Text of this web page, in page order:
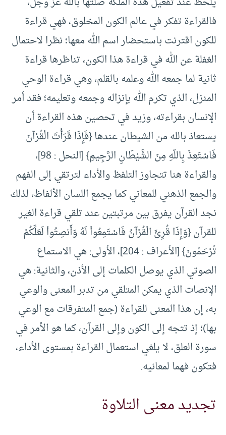
فالقراءة تفكر في عالم الكون المخلوق، فهي قراءة
للكون اقترنت باستحضار اسم الله معها؛ نظرا لاحتمال
الغفلة عن الله في قراءة هذا الكون، تناظرها قراءة
ثانية لما جمعه الله وعلمه بالقلم، وهي قراءة الوحي
المنزل، الذي تكرم الله بإنزاله وجمعه وتعليمه؛ فقد أمر
الإنسان بقراءته، وزيد في تحصين هذه القراءة أن
يستعاذ بالله من الشيطان عندها {فَإِذَا قَرَأْتَ الْقُرْآنَ
فَاسْتَعِذْ بِاللّهِ مِنَ الشَّيْطَانِ الرَّجِيمِ} [النحل : 98]،
والقراءة هنا تتجاوز التلفظ والأداء لترتقي إلى الفهم
والجمع الذهني للمعاني كما يجمع اللسان الألفاظ، لذلك
نجد القرآن يفرق بين مرتبتين عند تلقي قراءة الغير
للقرآن {وَإِذَا قُرِئَ الْقُرْآنُ فَاسْتَمِعُواْ لَهُ وَأَنصِتُواْ لَعَلَّكُمْ
تُرْحَمُونَ} [الأعراف : 204]، الأولى: هي الاستماع
الصوتي الذي يوصل الكلمات إلى الأذن، والثانية: هي
الإنصات الذي يمكن المتلقي من تدبر المعنى والوعي
به، إن هذا المعنى للقراءة (جمع المتفرقات مع الوعي
بها)؛ إذ تتجه إلى الكون وإلى القرآن، كما هو الأمر في
سورة العلق، لا يلغي استعمال القراءة بمستوى الأداء،
فتكون فهما لمعانيه.
تجديد معنى التلاوة